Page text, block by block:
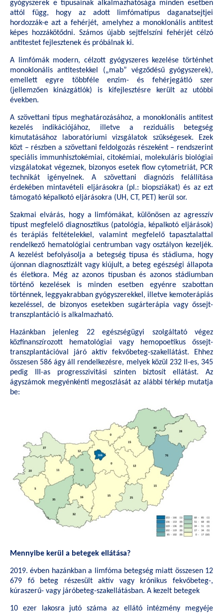
gyógyszerek e típusainak alkalmazhatósága minden esetben
attól függ, hogy az adott limfómatípus daganatsejtjei
hordozzák-e azt a fehérjét, amelyhez a monoklonális antitest
képes hozzákötődni. Számos újabb sejtfelszíni fehérjét célzó
antitestet fejlesztenek és próbálnak ki.
A limfómák modern, célzott gyógyszeres kezelése történhet
monoklonális antitestekkel („mab” végződésű gyógyszerek),
emellett egyre többféle enzim- és fehérjegátló szer
(jellemzően kinázgátlók) is kifejlesztésre került az utóbbi
években.
A szövettani típus meghatározásához, a monoklonális antitest
kezelés indikációjához, illetve a reziduális betegség
kimutatásához laboratóriumi vizsgálatok szükségesek. Ezek
közt – részben a szövettani feldolgozás részeként – rendszerint
speciális immunhisztokémiai, citokémiai, molekuláris biológiai
vizsgálatokat végeznek, bizonyos esetek flow cytometriát, PCR
technikát igényelnek. A szövettani diagnózis felállítása
érdekében mintavételi eljárásokra (pl.: biopsziákat) és az ezt
támogató képalkotó eljárásokra (UH, CT, PET) kerül sor.
Szakmai elvárás, hogy a limfómákat, különösen az agresszív
típust megfelelő diagnosztikus (patológia, képalkotó eljárások)
és terápiás feltételekkel, valamint megfelelő tapasztalattal
rendelkező hematológiai centrumban vagy osztályon kezeljék.
A kezelést befolyásolja a betegség típusa és stádiuma, hogy
újonnan diagnosztizált vagy kiújult, a beteg egészségi állapota
és életkora. Még az azonos típusban és azonos stádiumban
történő kezelések is minden esetben egyénre szabottan
történnek, leggyakrabban gyógyszerekkel, illetve kemoterápiás
kezeléssel, de bizonyos esetekben sugárterápia vagy őssejt-
transzplantáció is alkalmazható.
Hazánkban jelenleg 22 egészségügyi szolgáltató végez
közfinanszírozott hematológiai vagy hemopoetikus őssejt-
transzplantációval járó aktív fekvőbeteg-szakellátást. Ehhez
összesen 586 ágy áll rendelkezésre, melyek közül 232 II-es, 345
pedig III-as progresszivitási szinten biztosít ellátást. Az
ágyszámok megyénkénti megoszlását az alábbi térkép mutatja
be:
Mennyibe kerül a betegek ellátása?
2019. évben hazánkban a limfóma betegség miatt összesen 12
679 fő beteg részesült aktív vagy krónikus fekvőbeteg-,
kúraszerű- vagy járóbeteg-szakellátásban. A kezelt betegek
10 ezer lakosra jutó száma az ellátó intézmény megyéje